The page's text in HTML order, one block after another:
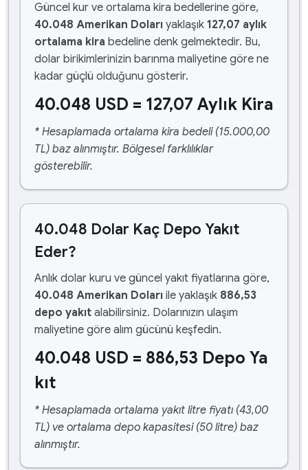
Güncel kur ve ortalama kira bedellerine göre,
40.048 Amerikan Doları yaklaşık 127,07 aylık
ortalama kira bedeline denk gelmektedir. Bu,
dolar birikimlerinizin barınma maliyetine göre ne
kadar güçlü olduğunu gösterir.
40.048 USD = 127,07 Aylık Kira
* Hesaplamada ortalama kira bedeli (15.000,00
TL) baz alınmıştır. Bölgesel farklılıklar
gösterebilir.
40.048 Dolar Kaç Depo Yakıt
Eder?
Anlık dolar kuru ve güncel yakıt fiyatlarına göre,
40.048 Amerikan Doları ile yaklaşık 886,53
depo yakıt alabilirsiniz. Dolarınızın ulaşım
maliyetine göre alım gücünü keşfedin.
40.048 USD = 886,53 Depo Ya
kıt
* Hesaplamada ortalama yakıt litre fiyatı (43,00
TL) ve ortalama depo kapasitesi (50 litre) baz
alınmıştır.